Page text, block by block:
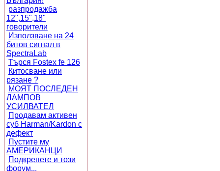
разпродажба
12",15",18"
говорители
Използване на 24
битов сигнал в
SpectraLab
Търся Fostex fe 126
Китосване или
рязане ?
МОЯТ ПОСЛЕДЕН
ЛАМПОВ
УСИЛВАТЕЛ
Продавам активен
суб Harman/Kardon с
дефект
Пустите му
АМЕРИКАНЦИ
Подкрепете и този
форум...